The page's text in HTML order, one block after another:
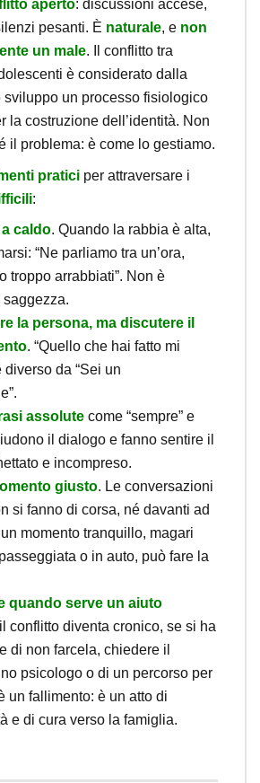
aperto: discussioni accese,
pesanti. È naturale, e non
un male. Il conflitto tra
è considerato dalla
un processo fisiologico
la costruzione dell’identità. Non
il problema: è come lo gestiamo.
pratici per attraversare i
:
caldo. Quando la rabbia è alta,
“Ne parliamo tra un’ora,
troppo arrabbiati”. Non è
la persona, ma discutere il
. “Quello che hai fatto mi
diverso da “Sei un
assolute come “sempre” e
il dialogo e fanno sentire il
e incompreso.
giusto. Le conversazioni
si fanno di corsa, né davanti ad
momento tranquillo, magari
o in auto, può fare la
quando serve un aiuto
conflitto diventa cronico, se si ha
di non farcela, chiedere il
psicologo o di un percorso per
un fallimento: è un atto di
e di cura verso la famiglia.